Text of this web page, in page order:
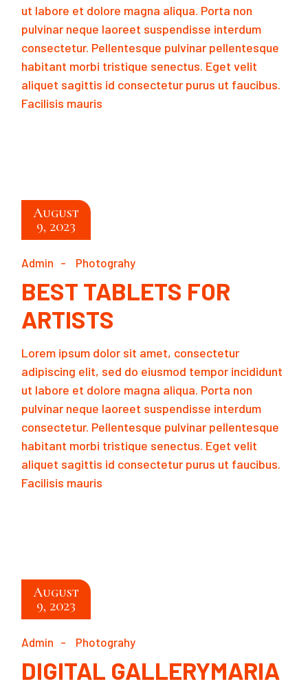
ut labore et dolore magna aliqua. Porta non
pulvinar neque laoreet suspendisse interdum
consectetur. Pellentesque pulvinar pellentesque
habitant morbi tristique senectus. Eget velit
aliquet sagittis id consectetur purus ut faucibus.
Facilisis mauris
August
9, 2023
Admin Photograhy
BEST TABLETS FOR
ARTISTS
Lorem ipsum dolor sit amet, consectetur
adipiscing elit, sed do eiusmod tempor incididunt
ut labore et dolore magna aliqua. Porta non
pulvinar neque laoreet suspendisse interdum
consectetur. Pellentesque pulvinar pellentesque
habitant morbi tristique senectus. Eget velit
aliquet sagittis id consectetur purus ut faucibus.
Facilisis mauris
August
9, 2023
Admin Photograhy
DIGITAL GALLERYMARIA